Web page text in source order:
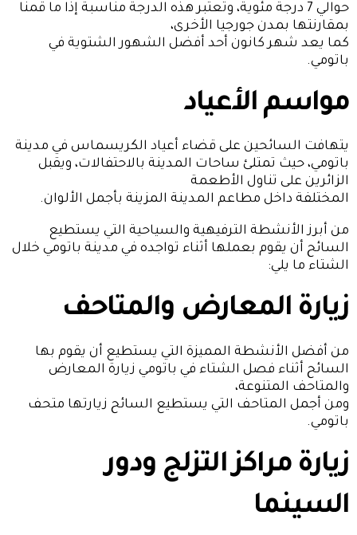
حوالي 7 درجة مئوية، وتعتبر هذه الدرجة مناسبة إذا ما قمنا
بمقارنتها بمدن جورجيا الأخرى،
كما يعد شهر كانون أحد أفضل الشهور الشتوية في
باتومي.
مواسم الأعياد
يتهافت السائحين على قضاء أعياد الكريسماس في مدينة
باتومي، حيث تمتلئ ساحات المدينة بالاحتفالات، ويقبل
الزائرين على تناول الأطعمة
المختلفة داخل مطاعم المدينة المزينة بأجمل الألوان.
من أبرز الأنشطة الترفيهية والسياحية التي يستطيع
السائح أن يقوم بعملها أثناء تواجده في مدينة باتومي خلال
الشتاء ما يلي:
زيارة المعارض والمتاحف
من أفضل الأنشطة المميزة التي يستطيع أن يقوم بها
السائح أثناء فصل الشتاء في باتومي زيارة المعارض
والمتاحف المتنوعة،
ومن أجمل المتاحف التي يستطيع السائح زيارتها متحف
باتومي.
زيارة مراكز التزلج ودور
السينما